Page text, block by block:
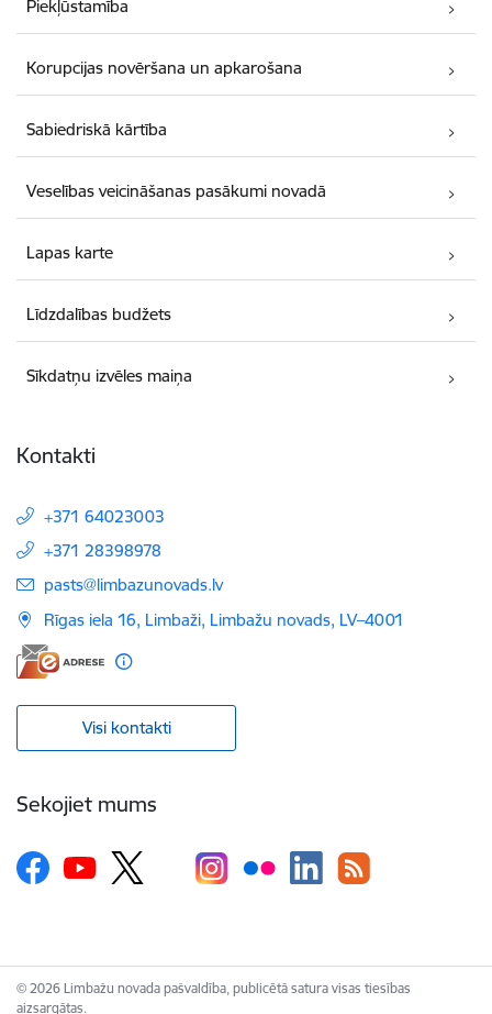
Piekļūstamība
Korupcijas novēršana un apkarošana
Sabiedriskā kārtība
Veselības veicināšanas pasākumi novadā
Lapas karte
Līdzdalības budžets
Sīkdatņu izvēles maiņa
Kontakti
+371 64023003
+371 28398978
E-pasts:
pasts@limbazunovads.lv
Rīgas iela 16, Limbaži, Limbažu novads, LV–4001
Visi kontakti
Sekojiet mums
© 2026 Limbažu novada pašvaldība, publicētā satura visas tiesības
aizsargātas.